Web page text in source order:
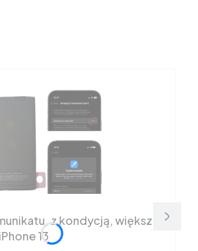
z kondycją, większa
13